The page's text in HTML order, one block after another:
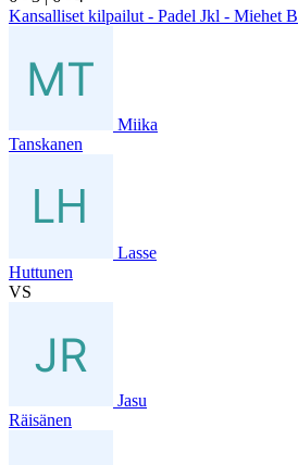
Kansalliset kilpailut - Padel Jkl - Miehet B
Miika
Tanskanen
Lasse
Huttunen
VS
Jasu
Räisänen